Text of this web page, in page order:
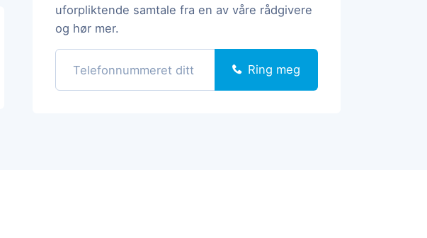
uforpliktende samtale fra en av våre rådgivere
og hør mer.
Ring meg